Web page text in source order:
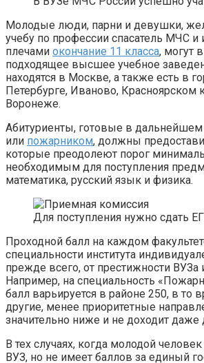
Молодые люди, парни и девушки,
учебу по профессии спасатель МЧС
плечами окончание 11 класса, могут
подходящее высшее учебное
находятся в Москве, а также есть в
Петербурге, Иваново, Красноярском
Воронеже.
Абитуриенты, готовые в
или пожарником, должны
которые преодолеют порог
необходимым для поступления
математика, русский язык и физика.
Для поступления нужно сдать
Проходной балл на каждом
специальности института
прежде всего, от престижности ВУЗа
Например, на специальность
балл варьируется в районе 250, в то
другие, менее приоритетные
значительно ниже и не доходит даже
В тех случаях, когда молодой человек
ВУЗ, но не имеет баллов за единый